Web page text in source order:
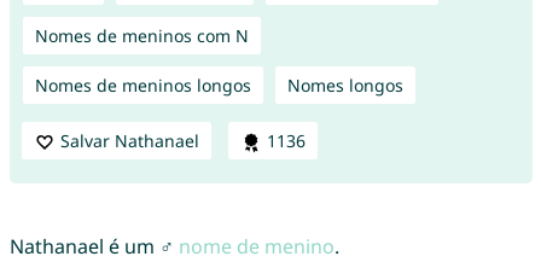
Nomes de meninos com N
Nomes de meninos longos Nomes longos
Salvar Nathanael 1136
Nathanael é um ♂ nome de menino.